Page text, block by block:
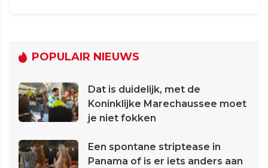
POPULAIR NIEUWS
Dat is duidelijk, met de
Koninklijke Marechaussee moet
je niet fokken
Een spontane striptease in
Panama of is er iets anders aan